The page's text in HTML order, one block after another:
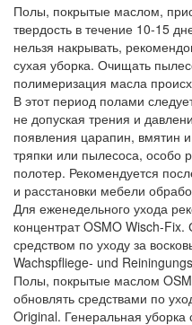
Полы, покрытые маслом,
твердость в течение 10-15
нельзя накрывать,
сухая уборка. Очищать
полимеризация масла
В этот период полами
не допуская трения и
появления царапин, вмятин
тряпки или пылесоса, особо
полотер. Рекомендуется
и расстановки мебели
Для еженедельного ухода
концентрат OSMO Wisch-
средством по уходу за
Wachspfliege- und
Полы, покрытые маслом
обновлять средствами по
Original. Генеральная